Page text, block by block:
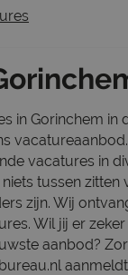
in Gorinchem in
vacatures in
tussen zitten
zijn. Wij
Wil jij er
aanbod?